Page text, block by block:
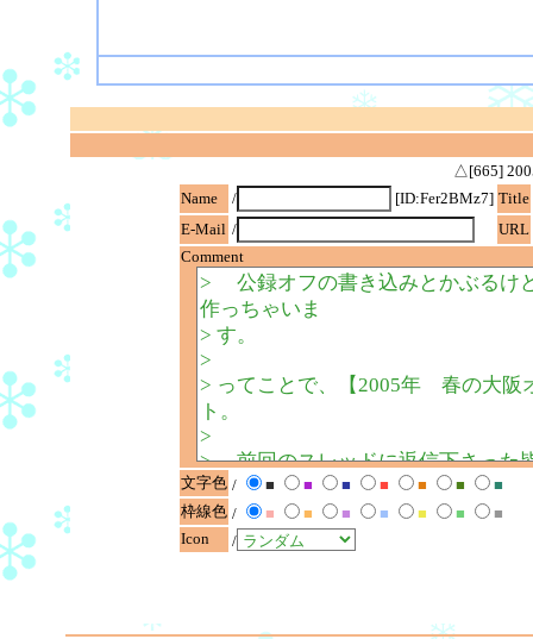
△[665]
Name
/ [ID:Fer2BMz7] Title
E-Mail /
URL
Comment
文字色 / ■ ■ ■ ■ ■ ■
■
枠線色 / ■ ■ ■ ■ ■ ■
■
Icon
/